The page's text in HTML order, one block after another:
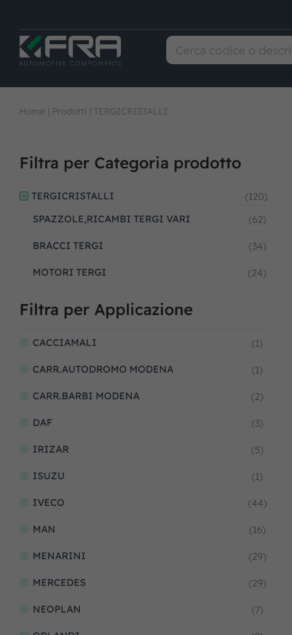
Home | Prodotti | TERGICRISTALLI
Filtra per Categoria prodotto
TERGICRISTALLI
(120)
SPAZZOLE,RICAMBI TERGI VARI
(62)
BRACCI TERGI (34)
MOTORI TERGI (24)
Filtra per Applicazione
CACCIAMALI (1)
CARR.AUTODROMO MODENA (1)
CARR.BARBI MODENA (2)
DAF (3)
IRIZAR (5)
ISUZU (1)
IVECO (44)
MAN (16)
MENARINI (29)
MERCEDES (29)
NEOPLAN (7)